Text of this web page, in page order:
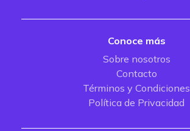
Conoce más
Sobre nosotros
Contacto
Términos y Condiciones
Política de Privacidad